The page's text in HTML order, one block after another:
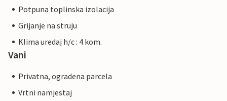
Potpuna toplinska izolacija
Grijanje na struju
Klima uredaj h/c : 4 kom.
Vani
Privatna, ogradena parcela
Vrtni namjestaj